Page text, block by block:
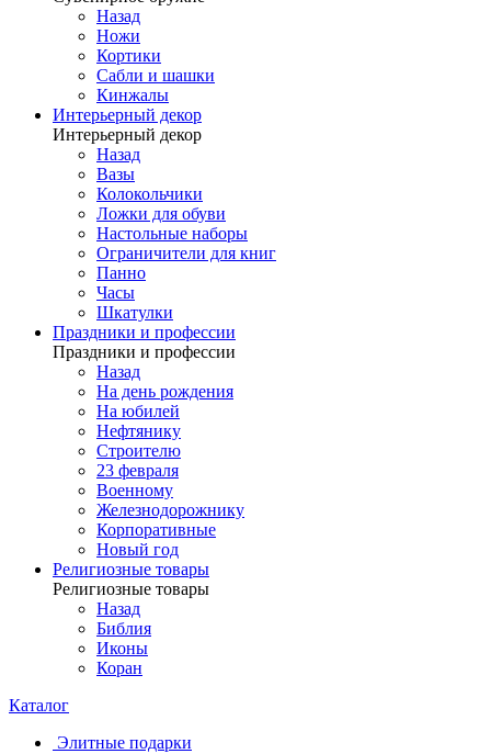
Назад
Ножи
Кортики
Сабли и шашки
Кинжалы
Интерьерный декор
Интерьерный декор
Назад
Вазы
Колокольчики
Ложки для обуви
Настольные наборы
Ограничители для книг
Панно
Часы
Шкатулки
Праздники и профессии
Праздники и профессии
Назад
На день рождения
На юбилей
Нефтянику
Строителю
23 февраля
Военному
Железнодорожнику
Корпоративные
Новый год
Религиозные товары
Религиозные товары
Назад
Библия
Иконы
Коран
Каталог
Элитные подарки